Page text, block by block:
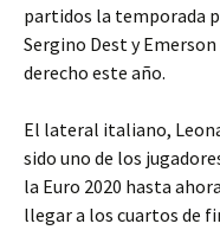
partidos la temporada
Sergino Dest y
derecho este año.
El lateral italiano,
sido uno de los
la Euro 2020 hasta
llegar a los cuartos de